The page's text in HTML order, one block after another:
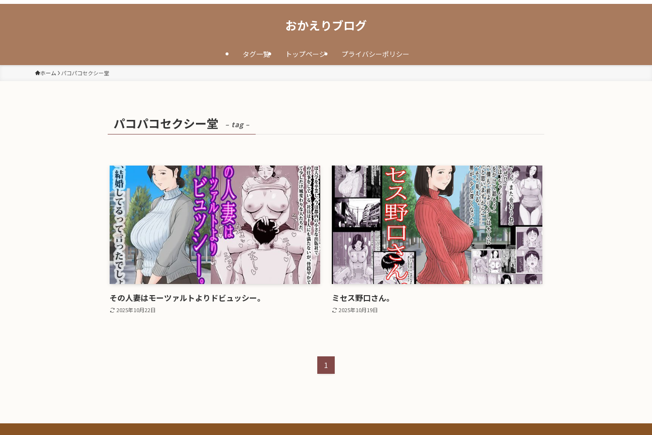
おかえりブログ
タグ一覧 トップページ プライバシーポリシー
ホーム パコパコセクシー堂
パコパコセクシー堂 – tag –
その人妻はモーツァルトよりドビュッシー。
2025年10月22日
ミセス野口さん。
2025年10月19日
1